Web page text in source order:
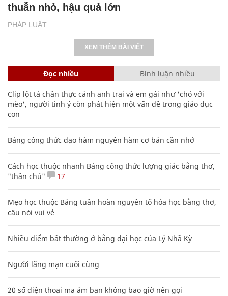
PHÁP LUẬT
thuẫn nhỏ, hậu quả lớn
XEM THÊM BÀI VIẾT
Đọc nhiều Bình luận nhiều
Clip lột tả chân thực cảnh anh trai và em gái như 'chó với
mèo', người tinh ý còn phát hiện một vấn đề trong giáo dục
con
Bảng công thức đạo hàm nguyên hàm cơ bản cần nhớ
Cách học thuộc nhanh Bảng công thức lượng giác bằng thơ,
"thần chú"
17
Mẹo học thuộc Bảng tuần hoàn nguyên tố hóa học bằng thơ,
câu nói vui vẻ
Nhiều điểm bất thường ở bằng đại học của Lý Nhã Kỳ
Người lãng mạn cuối cùng
20 số điện thoại ma ám bạn không bao giờ nên gọi